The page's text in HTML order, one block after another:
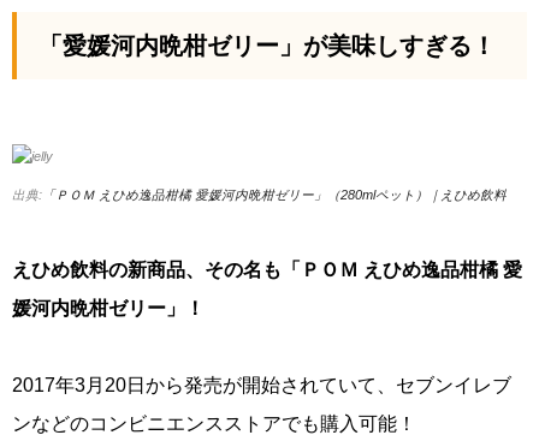
「愛媛河内晩柑ゼリー」が美味しすぎる！
出典: 「ＰＯＭ えひめ逸品柑橘 愛媛河内晩柑ゼリー」（280mlペット）｜えひめ飲料
えひめ飲料の新商品、その名も「ＰＯＭ えひめ逸品柑橘 愛
媛河内晩柑ゼリー」！
2017年3月20日から発売が開始されていて、セブンイレブ
ンなどのコンビニエンスストアでも購入可能！